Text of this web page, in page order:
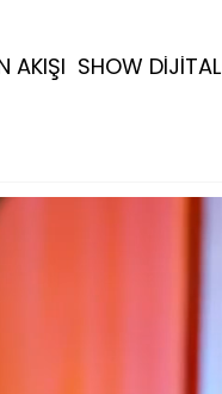
AKIŞI SHOW DİJİTAL